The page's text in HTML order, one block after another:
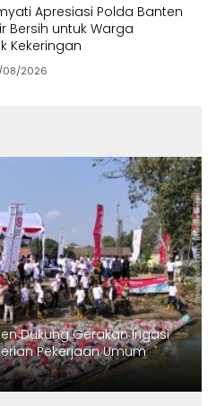
Apresiasi Polda Banten
Bersih untuk Warga
Kekeringan
08/2026
Dukung Gerakan Irigasi
Pekerjaan Umum